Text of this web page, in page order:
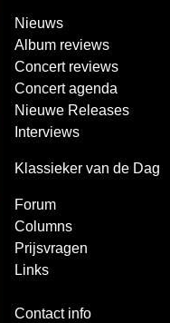
Nieuws
Album reviews
Concert reviews
Concert agenda
Nieuwe Releases
Interviews
Klassieker van de Dag
Forum
Columns
Prijsvragen
Links
Contact info